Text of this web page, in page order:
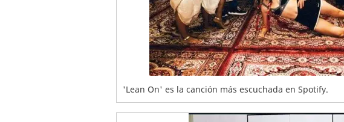
'Lean On' es la canción más escuchada en Spotify.